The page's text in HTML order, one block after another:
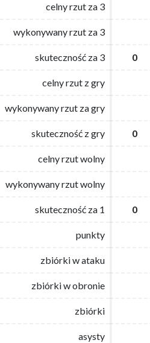
celny rzut za 3
wykonywany rzut za 3
skuteczność za 3 0
celny rzut z gry
wykonywany rzut za gry
skuteczność z gry 0
celny rzut wolny
wykonywany rzut wolny
skuteczność za 1 0
punkty
zbiórki w ataku
zbiórki w obronie
zbiórki
asysty
celny rzut za 3
wykonywany rzut za 3
skuteczność za 3 0
celny rzut z gry
wykonywany rzut za gry
skuteczność z gry 0
celny rzut wolny
wykonywany rzut wolny
skuteczność za 1 0
punkty
zbiórki w ataku
zbiórki w obronie
zbiórki
asysty